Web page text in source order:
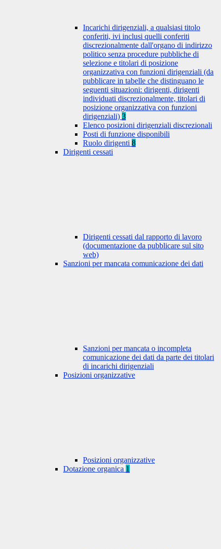
Incarichi dirigenziali, a qualsiasi titolo
conferiti, ivi inclusi quelli conferiti
discrezionalmente dall'organo di indirizzo
politico senza procedure pubbliche di
selezione e titolari di posizione
organizzativa con funzioni dirigenziali (da
pubblicare in tabelle che distinguano le
seguenti situazioni: dirigenti, dirigenti
individuati discrezionalmente, titolari di
posizione organizzativa con funzioni
dirigenziali) 3
Elenco posizioni dirigenziali discrezionali
Posti di funzione disponibili
Ruolo dirigenti 8
Dirigenti cessati
Dirigenti cessati dal rapporto di lavoro
(documentazione da pubblicare sul sito
web)
Sanzioni per mancata comunicazione dei dati
Sanzioni per mancata o incompleta
comunicazione dei dati da parte dei titolari
di incarichi dirigenziali
Posizioni organizzative
Posizioni organizzative
Dotazione organica 1